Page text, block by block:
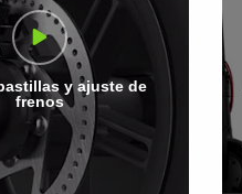
y ajuste de
frenos